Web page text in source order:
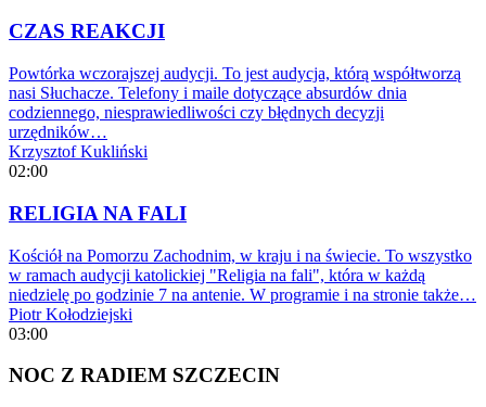
CZAS REAKCJI
Powtórka wczorajszej audycji. To jest audycja, którą współtworzą
nasi Słuchacze. Telefony i maile dotyczące absurdów dnia
codziennego, niesprawiedliwości czy błędnych decyzji
urzędników…
Krzysztof Kukliński
02:00
RELIGIA NA FALI
Kościół na Pomorzu Zachodnim, w kraju i na świecie. To wszystko
w ramach audycji katolickiej "Religia na fali", która w każdą
niedzielę po godzinie 7 na antenie. W programie i na stronie także…
Piotr Kołodziejski
03:00
NOC Z RADIEM SZCZECIN